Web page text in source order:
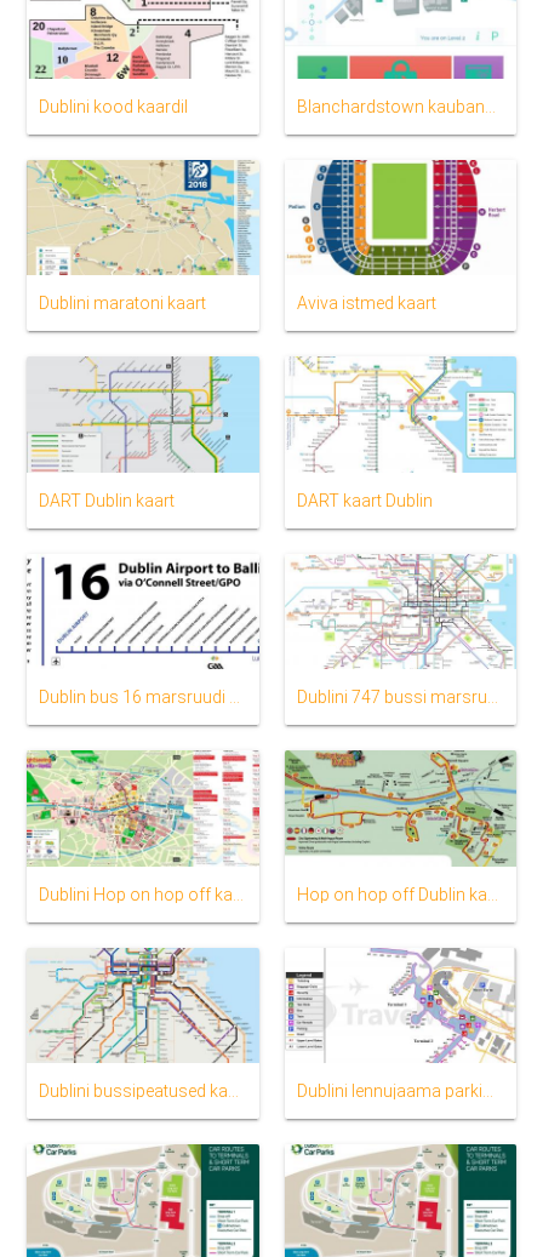
Dublini kood kaardil
Dublini maratoni kaart Aviva istmed kaart
DART Dublin kaart DART kaart Dublin
Dublini bussipeatused kaart Dublini lennujaama parkimine kaart